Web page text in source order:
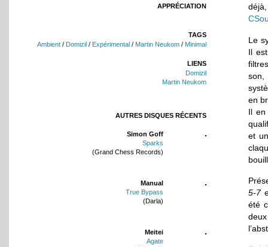
APPRÉCIATION
TAGS
Ambient / Domizil / Expérimental / Martin Neukom / Minimal
LIENS
Domizil
Martin Neukom
AUTRES DISQUES RÉCENTS
Simon Goff
Sparks
(Grand Chess Records)
Manual
True Bypass
(Darla)
Meitei
Agate
Le
Il
son,
en
Il en
et
5-7
été